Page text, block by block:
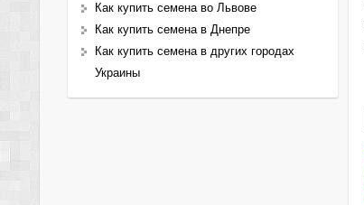
Как купить семена во Львове
Как купить семена в Днепре
Как купить семена в других городах
Украины